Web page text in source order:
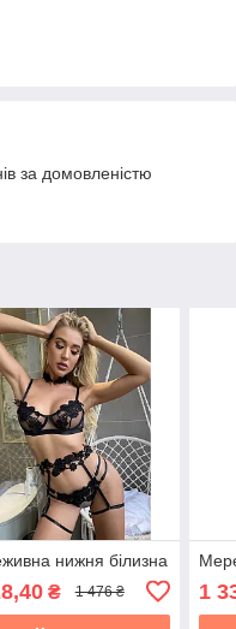
за домовленістю
нижня білизна
₴ 1 476 ₴ 1